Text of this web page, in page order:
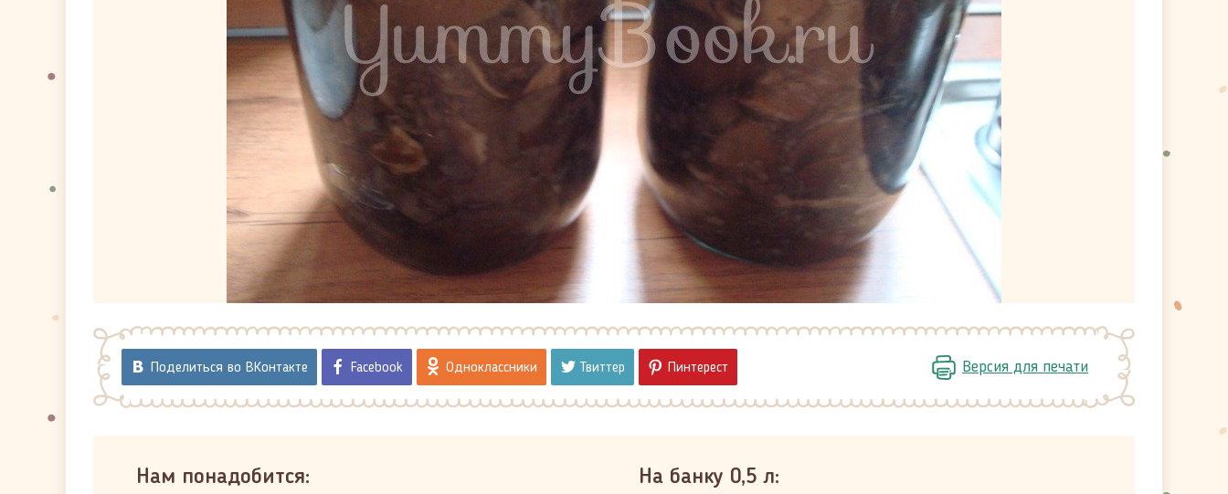
Поделиться во ВКонтакте Facebook Одноклассники Твиттер Пинтерест Версия для печати
Нам понадобится: На банку 0,5 л: